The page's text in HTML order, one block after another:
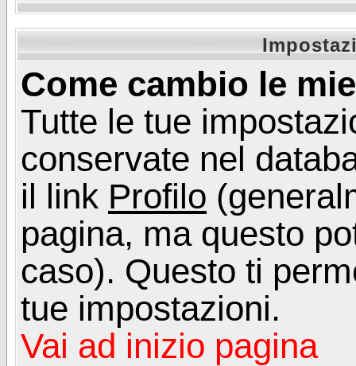
Come cambio le
Tutte le tue
conservate nel
il link Profilo
pagina, ma questo
caso). Questo ti
tue impostazioni.
Vai ad inizio pagina